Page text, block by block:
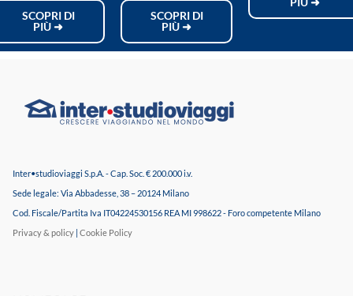
SCOPRI DI
PIÙ ➜
SCOPRI DI
PIÙ ➜
Inter•studioviaggi S.p.A. - Cap. Soc. € 200.000 i.v.
Sede legale: Via Abbadesse, 38 – 20124 Milano
Cod. Fiscale/Partita Iva IT04224530156 REA MI 998622 - Foro competente Milano
Privacy & policy | Cookie Policy